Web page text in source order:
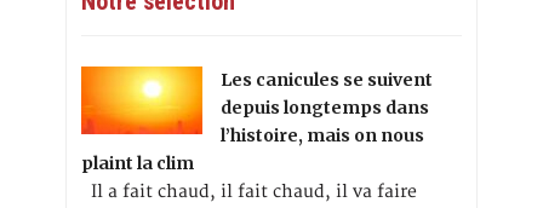
Les canicules se suivent
depuis longtemps dans
l’histoire, mais on nous
plaint la clim
Il a fait chaud, il fait chaud, il va faire